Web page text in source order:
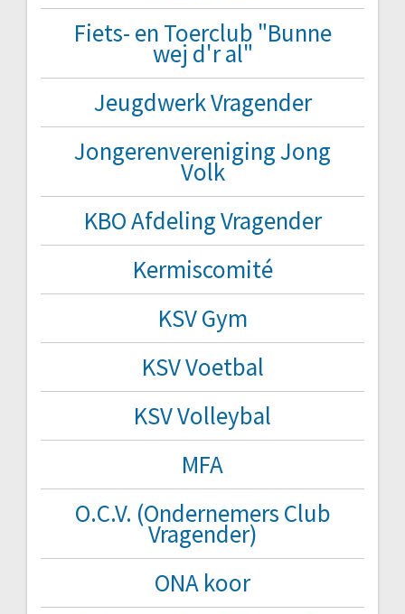
Fiets- en Toerclub "Bunne
wej d'r al"
Jeugdwerk Vragender
Jongerenvereniging Jong
Volk
KBO Afdeling Vragender
Kermiscomité
KSV Gym
KSV Voetbal
KSV Volleybal
MFA
O.C.V. (Ondernemers Club
Vragender)
ONA koor